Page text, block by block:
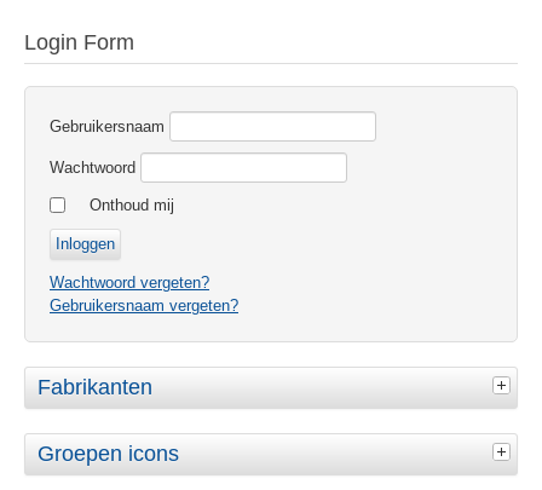
Login Form
Gebruikersnaam
Wachtwoord
Onthoud mij
Wachtwoord vergeten?
Gebruikersnaam vergeten?
Fabrikanten
Groepen icons